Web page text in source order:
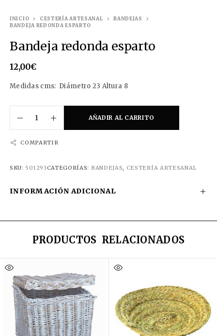
INICIO CESTERÍA ARTESANAL
BANDEJAS
BANDEJA REDONDA ESPARTO
Bandeja redonda esparto
12,00€
Medidas cms: Diámetro 23 Altura 8
AÑADIR AL CARRITO
COMPARTIR
SKU: 501293CATEGORÍAS: BANDEJAS, CESTERÍA ARTESANAL
INFORMACIÓN ADICIONAL
PRODUCTOS RELACIONADOS